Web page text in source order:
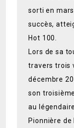
sorti en
succès,
Hot 100.
Lors de sa
travers trois
décembre
son
au
Pionnière